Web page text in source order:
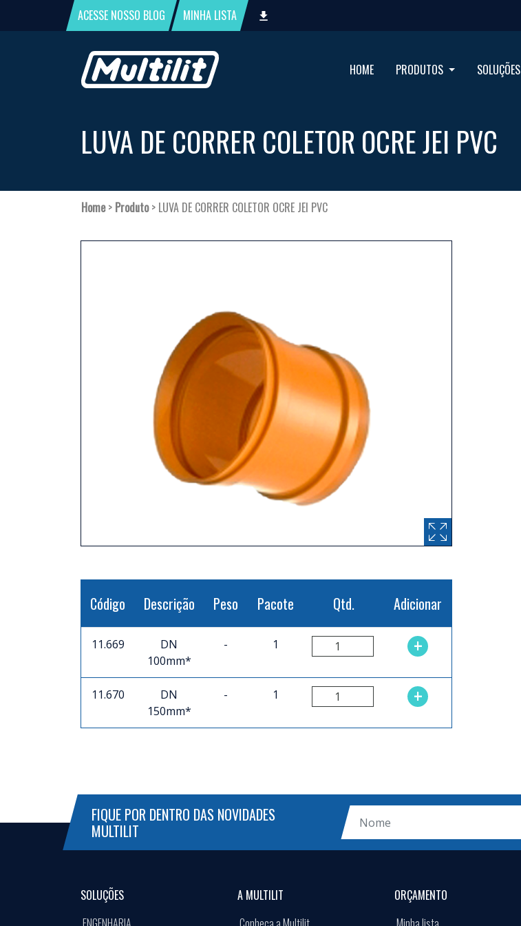
ACESSE NOSSO BLOG MINHA LISTA
HOME PRODUTOS SOLUÇÕES
LUVA DE CORRER COLETOR OCRE JEI PVC
Home> Produto> LUVA DE CORRER COLETOR OCRE JEI PVC
Código Descrição Peso Pacote Qtd. Adicionar
11.669
DN
100mm*
- 1 +
11.670
DN
150mm*
- 1 +
FIQUE POR DENTRO DAS NOVIDADES
MULTILIT
SOLUÇÕES
A MULTILIT
ORÇAMENTO